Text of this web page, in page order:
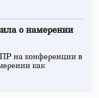
о намерении
на конференции в
как